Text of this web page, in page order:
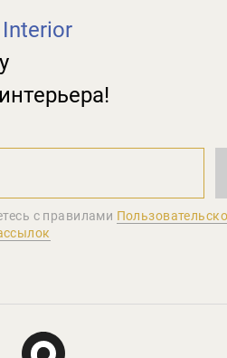
с правилами